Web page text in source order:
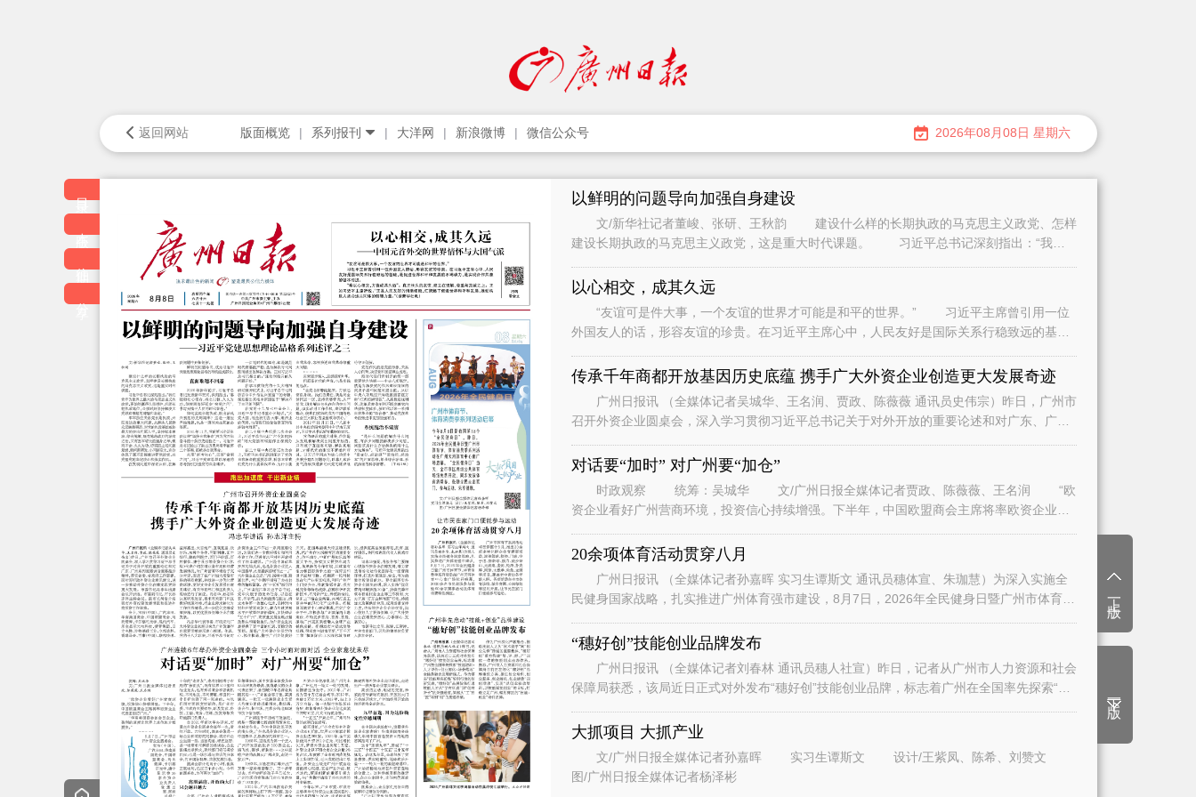
返回网站 版面概览 系列报刊 大洋网 新浪微博 微信公众号 2026年08月08日 星期六
以鲜明的问题导向加强自身建设
文/新华社记者董峻、张研、王秋韵 建设什么样的长期执政的马克思主义政党、怎样
建设长期执政的马克思主义政党，这是重大时代课题。 习近平总书记深刻指出：“我们
以心相交，成其久远
“友谊可是件大事，一个友谊的世界才可能是和平的世界。” 习近平主席曾引用一位
外国友人的话，形容友谊的珍贵。在习近平主席心中，人民友好是国际关系行稳致远的基
传承千年商都开放基因历史底蕴 携手广大外资企业创造更大发展奇迹
广州日报讯 （全媒体记者吴城华、王名润、贾政、陈薇薇 通讯员史伟宗）昨日，广州市
召开外资企业圆桌会，深入学习贯彻习近平总书记关于对外开放的重要论述和对广东、广州
对话要“加时” 对广州要“加仓”
时政观察 统筹：吴城华 文/广州日报全媒体记者贾政、陈薇薇、王名润 “欧
资企业看好广州营商环境，投资信心持续增强。下半年，中国欧盟商会主席将率欧资企业代
20余项体育活动贯穿八月
广州日报讯 （全媒体记者孙嘉晖 实习生谭斯文 通讯员穗体宣、朱珈慧）为深入实施全
民健身国家战略，扎实推进广州体育强市建设，8月7日，2026年全民健身日暨广州市体育
“穗好创”技能创业品牌发布
广州日报讯 （全媒体记者刘春林 通讯员穗人社宣）昨日，记者从广州市人力资源和社会
保障局获悉，该局近日正式对外发布“穗好创”技能创业品牌，标志着广州在全国率先探索“技
大抓项目 大抓产业
文/广州日报全媒体记者孙嘉晖 实习生谭斯文 设计/王紫凤、陈希、刘赞文
图/广州日报全媒体记者杨泽彬